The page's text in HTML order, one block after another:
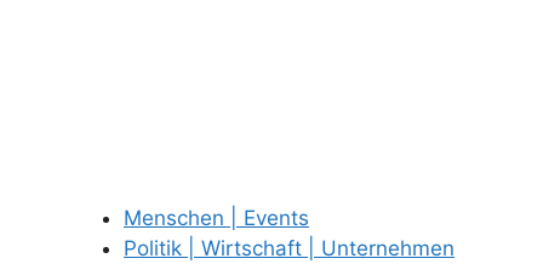
Menschen | Events
Politik | Wirtschaft | Unternehmen